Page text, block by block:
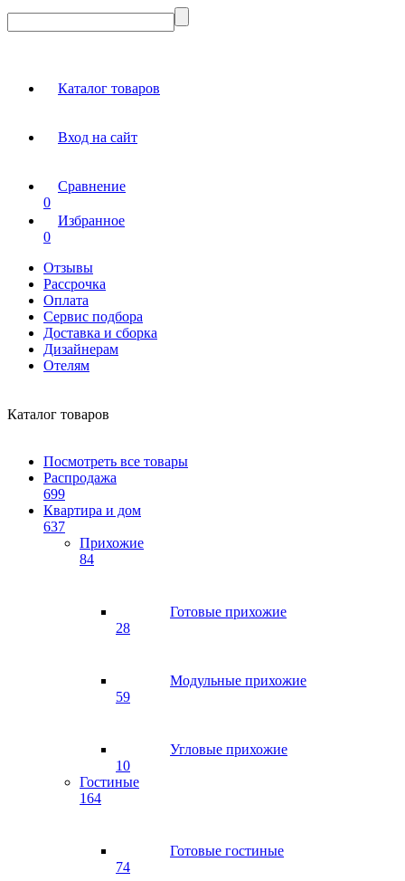
Каталог товаров
Вход на сайт
Сравнение
0
Избранное
0
Отзывы
Рассрочка
Оплата
Сервис подбора
Доставка и сборка
Дизайнерам
Отелям
Каталог товаров
Посмотреть все товары
Распродажа
699
Квартира и дом
637
Прихожие
84
Готовые прихожие
28
Модульные прихожие
59
Угловые прихожие
10
Гостиные
164
Готовые гостиные
74